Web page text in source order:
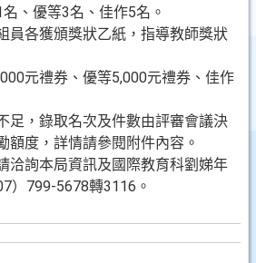
、優等3名、佳作5名。
員各獲頒獎狀乙紙，指導教師獎狀
元禮券、優等5,000元禮券、佳作
足，錄取名次及件數由評審會議決
額度，詳情請參閱附件內容。
洽詢本局資訊及國際教育科劉娣年
）799-5678轉3116。